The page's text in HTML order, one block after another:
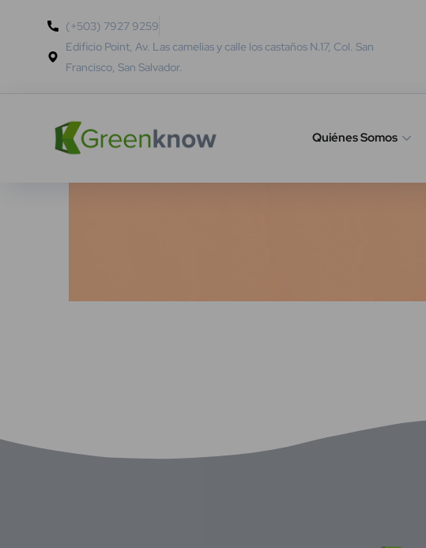
(+503) 7927 9259
Edificio Point, Av. Las camelias y calle los castaños N.17, Col. San
Francisco, San Salvador.
Quiénes Somos